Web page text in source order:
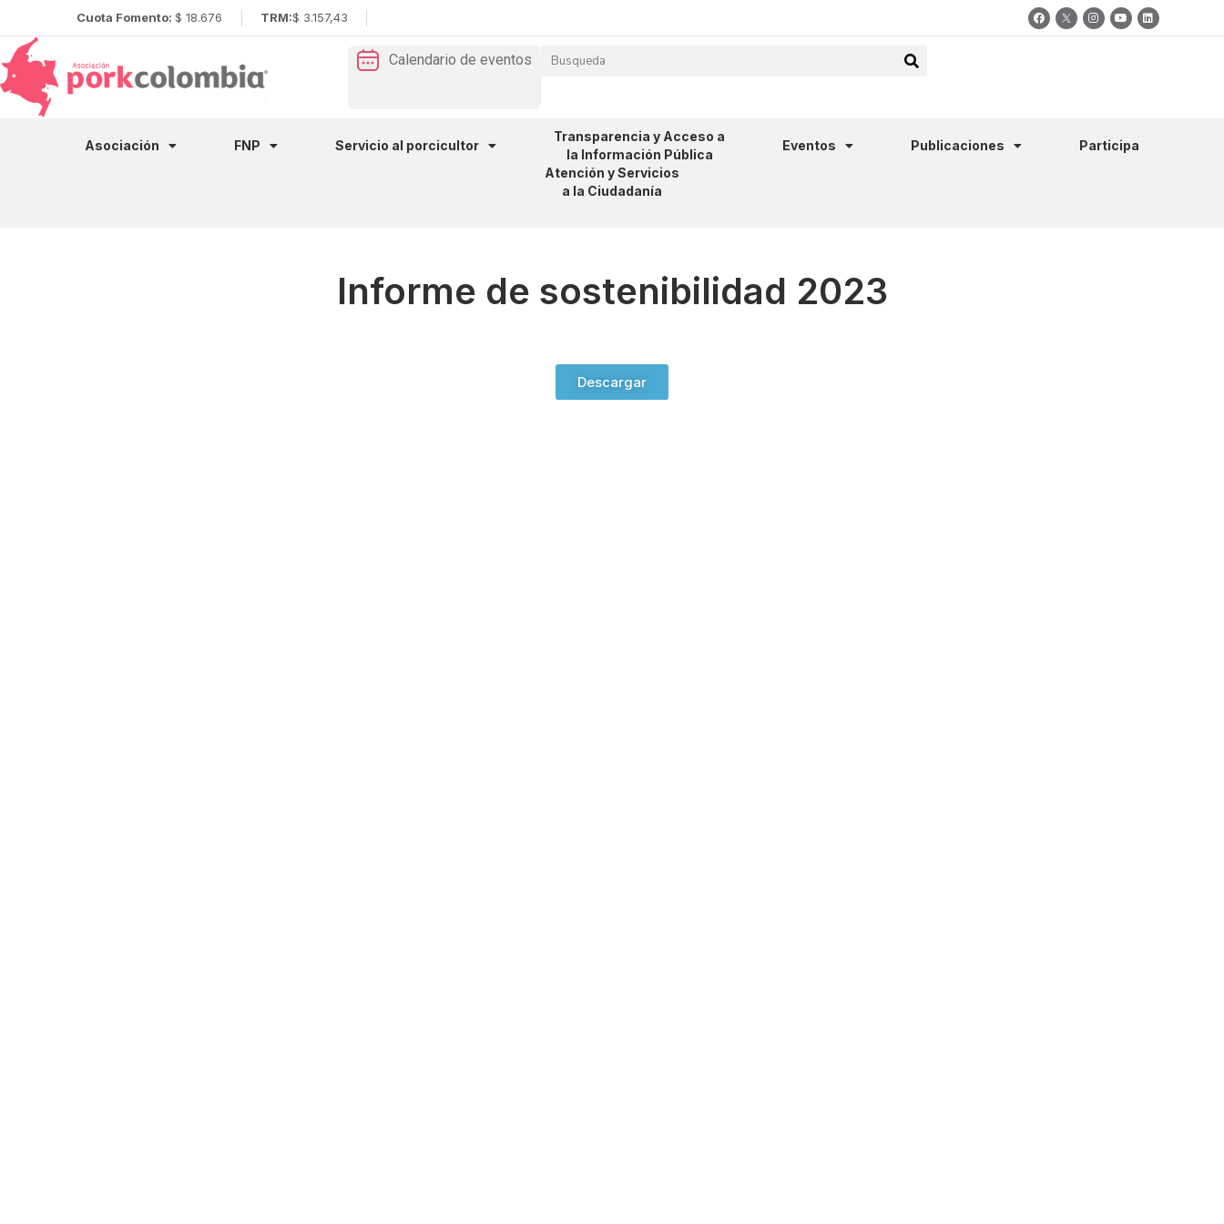
Cuota Fomento: $ 18.676 TRM:$ 3.157,43
Calendario de eventos
Asociación FNP Servicio al porcicultor
Transparencia y Acceso a
la Información Pública
Eventos Publicaciones
Participa
Atención y Servicios
a la Ciudadanía
Informe de sostenibilidad 2023
Descargar